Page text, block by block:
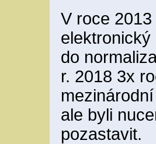
V roce
do
r. 2018 3x
ale byli
pozastavit.